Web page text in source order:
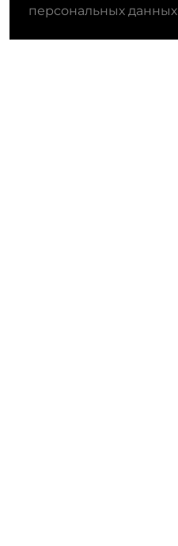
персональных данных